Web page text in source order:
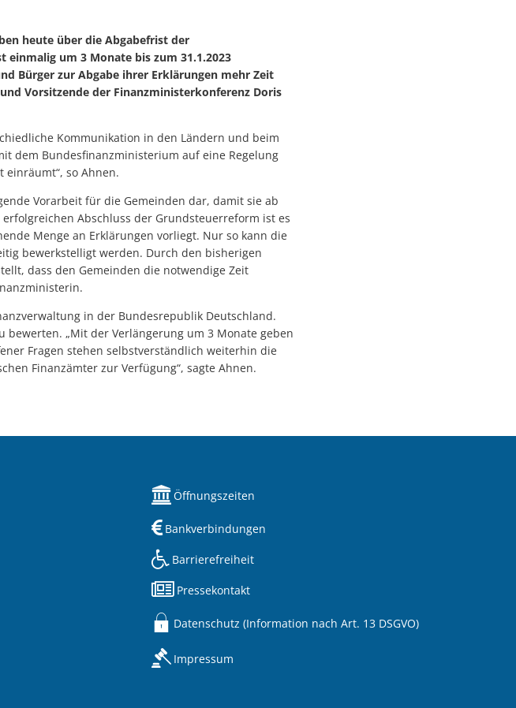
heute über die Abgabefrist der
um 3 Monate bis zum 31.1.2023
Bürger zur Abgabe ihrer Erklärungen mehr Zeit
Vorsitzende der Finanzministerkonferenz Doris
Kommunikation in den Ländern und beim
dem Bundesfinanzministerium auf eine Regelung
so Ahnen.
Vorarbeit für die Gemeinden dar, damit sie ab
Abschluss der Grundsteuerreform ist es
Menge an Erklärungen vorliegt. Nur so kann die
bewerkstelligt werden. Durch den bisherigen
dass den Gemeinden die notwendige Zeit
in der Bundesrepublik Deutschland.
„Mit der Verlängerung um 3 Monate geben
Fragen stehen selbstverständlich weiterhin die
Finanzämter zur Verfügung“, sagte Ahnen.
Öffnungszeiten
Bankverbindungen
Barrierefreiheit
Pressekontakt
Datenschutz (Information nach Art. 13 DSGVO)
Impressum